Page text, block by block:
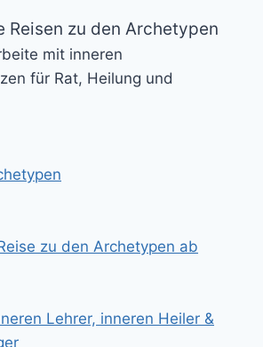
Reisen zu den Archetypen
mit inneren
für Rat, Heilung und
zu den Archetypen ab
Lehrer, inneren Heiler &